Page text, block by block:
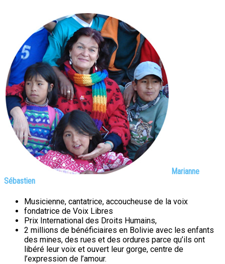
Marianne
Sébastien
Musicienne, cantatrice, accoucheuse de la voix
fondatrice de Voix Libres
Prix International des Droits Humains,
2 millions de bénéficiaires en Bolivie avec les enfants
des mines, des rues et des ordures parce qu’ils ont
libéré leur voix et ouvert leur gorge, centre de
l’expression de l’amour.